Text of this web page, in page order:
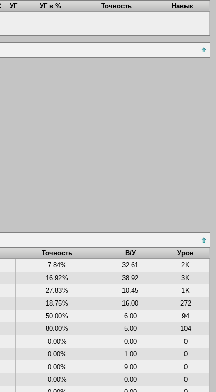
УГ УГ в % Точность Навык
Точность В/У
Урон
7.84% 32.61
2K
16.92% 38.92
3K
27.83% 10.45
1K
18.75% 16.00
272
50.00% 6.00
94
80.00% 5.00
104
0.00% 0.00
0
0.00% 1.00
0
0.00% 9.00
0
0.00% 0.00
0